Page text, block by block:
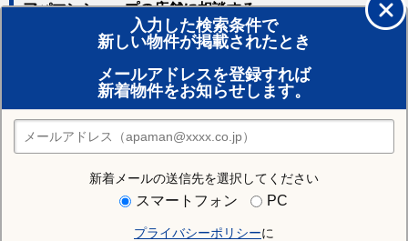
入力した検索条件で
新しい物件が掲載されたとき
メールアドレスを登録すれば
新着物件をお知らせします。
新着メールの送信先を選択してください
スマートフォン PC
プライバシーポリシーに
アパマンショップの店舗に相談する
賃貸のプロがお部屋探し！
おまかせ物件リクエスト
住みたい街の店舗を探す
店舗検索
住む街研究所で秋田市の情報を見る